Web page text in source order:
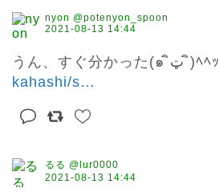
nyon @potenyon_spoon
2021-08-13 14:44
うん、すぐ分かった(๑ ิټ ิ)ﾍﾍｯ
kahashi/s…
るる @lur0000
2021-08-13 14:44